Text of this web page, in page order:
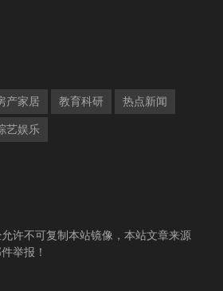
产家居 教育科研 热点新闻
艺娱乐
许不可复制本站镜像，本站文章来源
举报！